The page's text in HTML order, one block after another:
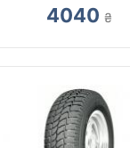
4040 ₴